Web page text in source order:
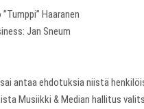
Haaranen
Jan Sneum
antaa ehdotuksia niistä
Musiikki & Median hallitus